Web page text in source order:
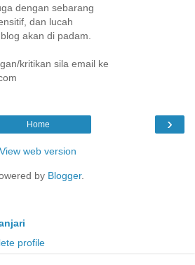
dengan sebarang
dan lucah
akan di padam.
kritikan sila email ke
›
Home
View web version
by Blogger.
profile